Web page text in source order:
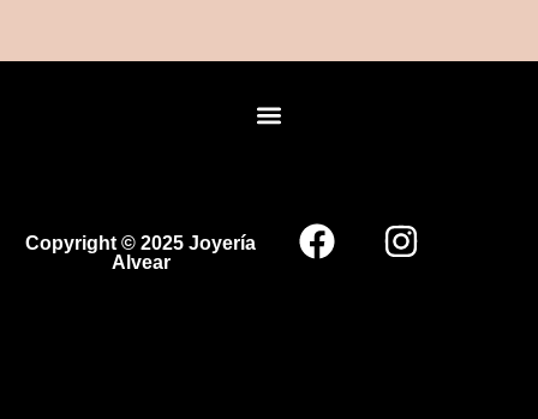
Copyright © 2025 Joyería
Alvear